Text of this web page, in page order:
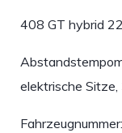
408 GT hybrid
elektrische Sitze,